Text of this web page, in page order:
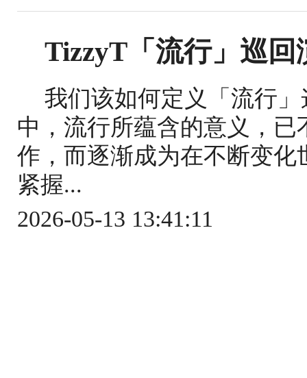
TizzyT「流行」巡回
我们该如何定义「流行
中，流行所蕴含的意义，
作，而逐渐成为在不断变
紧握...
2026-05-13 13:41:11